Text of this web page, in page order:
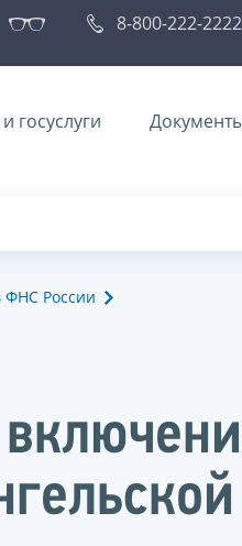
8-800-222-2222
госуслуги
ФНС России